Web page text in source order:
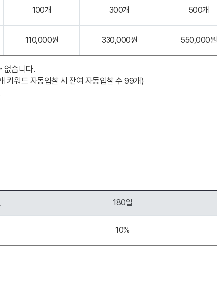
100개 300개 500개
110,000원 330,000원 550,000원
없습니다.
키워드 자동입찰 시 잔여 자동입찰 수 99개)
180일
10%